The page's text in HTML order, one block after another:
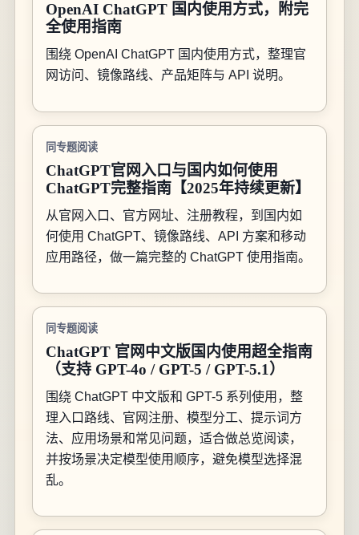
OpenAI ChatGPT 国内使用方式，附完
全使用指南
围绕 OpenAI ChatGPT 国内使用方式，整理官
网访问、镜像路线、产品矩阵与 API 说明。
同专题阅读
ChatGPT官网入口与国内如何使用
ChatGPT完整指南【2025年持续更新】
从官网入口、官方网址、注册教程，到国内如
何使用 ChatGPT、镜像路线、API 方案和移动
应用路径，做一篇完整的 ChatGPT 使用指南。
同专题阅读
ChatGPT 官网中文版国内使用超全指南
（支持 GPT-4o / GPT-5 / GPT-5.1）
围绕 ChatGPT 中文版和 GPT-5 系列使用，整
理入口路线、官网注册、模型分工、提示词方
法、应用场景和常见问题，适合做总览阅读，
并按场景决定模型使用顺序，避免模型选择混
乱。